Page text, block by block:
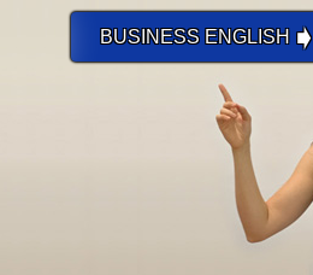
BUSINESS ENGLISH➧